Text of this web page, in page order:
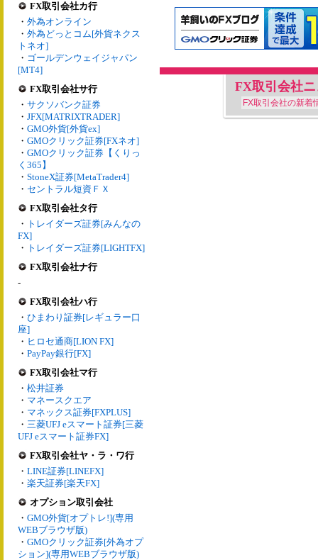
FX取引会社カ行
・ 外為オンライン
・ 外為どっとコム[外貨ネクス
トネオ]
・ ゴールデンウェイジャパン
[MT4]
FX取引会社サ行
・ サクソバンク証券
・ JFX[MATRIXTRADER]
・ GMO外貨[外貨ex]
・ GMOクリック証券[FXネオ]
・ GMOクリック証券【くりっ
く365】
・ StoneX証券[MetaTrader4]
・ セントラル短資ＦＸ
FX取引会社タ行
・ トレイダーズ証券[みんなの
FX]
・ トレイダーズ証券[LIGHTFX]
FX取引会社ナ行
-
FX取引会社ハ行
・ ひまわり証券[レギュラー口
座]
・ ヒロセ通商[LION FX]
・ PayPay銀行[FX]
FX取引会社マ行
・ 松井証券
・ マネースクエア
・ マネックス証券[FXPLUS]
・ 三菱UFJ eスマート証券[三菱
UFJ eスマート証券FX]
FX取引会社ヤ・ラ・ワ行
・ LINE証券[LINEFX]
・ 楽天証券[楽天FX]
オプション取引会社
・ GMO外貨[オプトレ!](専用
WEBブラウザ版)
・ GMOクリック証券[外為オプ
ション](専用WEBブラウザ版)
FX取引会社
FX取引会社の新着